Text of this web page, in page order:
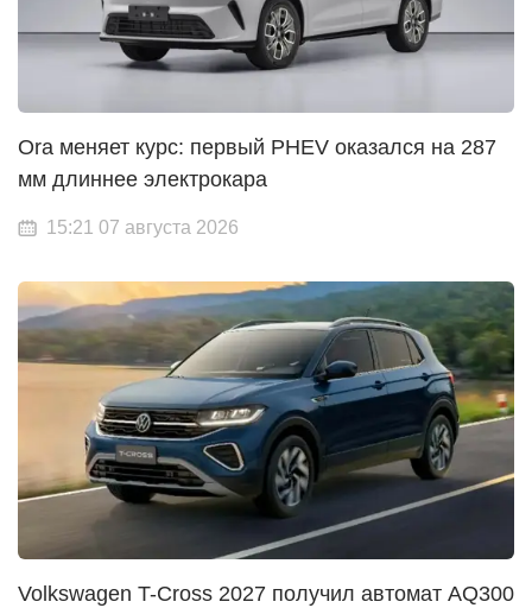
Ora меняет курс: первый PHEV оказался на 287
мм длиннее электрокара
15:21 07 августа 2026
Volkswagen T-Cross 2027 получил автомат AQ300